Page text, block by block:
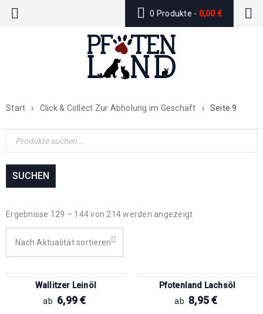
0 Produkte - 0,00€
Start › Click & Collect Zur Abholung im Geschäft › Seite 9
SUCHEN
Ergebnisse 129 – 144 von 214 werden angezeigt
Nach Aktualität sortieren
Wallitzer Leinöl
ab 6,99€
Pfotenland Lachsöl
ab 8,95€